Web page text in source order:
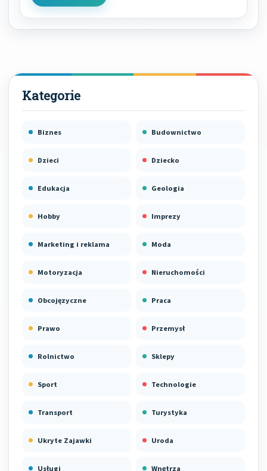
Biznes Budownictwo
Dzieci Dziecko
Edukacja Geologia
Hobby Imprezy
Marketing i reklama Moda
Motoryzacja Nieruchomości
Obcojęzyczne Praca
Prawo Przemysł
Rolnictwo Sklepy
Sport Technologie
Transport Turystyka
Ukryte Zajawki Uroda
Usługi Wnętrza